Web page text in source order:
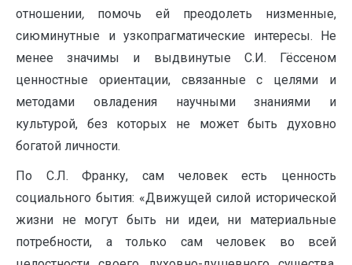
отношении, помочь ей преодолеть низменные,
сиюминутные и узкопрагматические интересы. Не
менее значимы и выдвинутые С.И. Гёссеном
ценностные ориентации, связанные с целями и
методами овладения научными знаниями и
культурой, без которых не может быть духовно
богатой личности.
По С.Л. Франку, сам человек есть ценность
социального бытия: «Движущей силой исторической
жизни не могут быть ни идеи, ни материальные
потребности, а только сам человек во всей